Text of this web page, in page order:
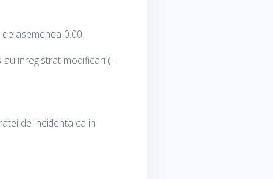
asemenea 0.00.
inregistrat modificari ( -
de incidenta ca in